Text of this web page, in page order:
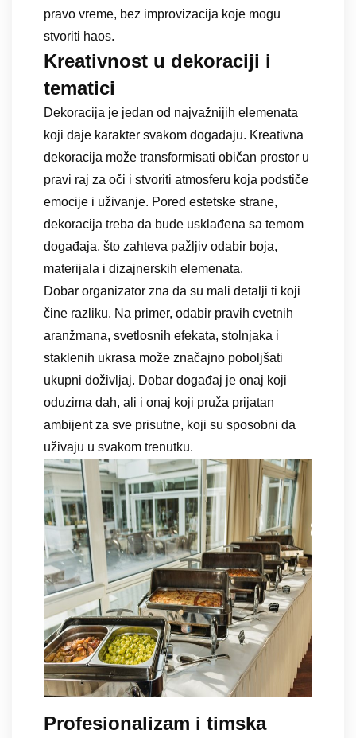
pravo vreme, bez improvizacija koje mogu
stvoriti haos.
Kreativnost u dekoraciji i
tematici
Dekoracija je jedan od najvažnijih elemenata
koji daje karakter svakom događaju. Kreativna
dekoracija može transformisati običan prostor u
pravi raj za oči i stvoriti atmosferu koja podstiče
emocije i uživanje. Pored estetske strane,
dekoracija treba da bude usklađena sa temom
događaja, što zahteva pažljiv odabir boja,
materijala i dizajnerskih elemenata.
Dobar organizator zna da su mali detalji ti koji
čine razliku. Na primer, odabir pravih cvetnih
aranžmana, svetlosnih efekata, stolnjaka i
staklenih ukrasa može značajno poboljšati
ukupni doživljaj. Dobar događaj je onaj koji
oduzima dah, ali i onaj koji pruža prijatan
ambijent za sve prisutne, koji su sposobni da
uživaju u svakom trenutku.
Profesionalizam i timska